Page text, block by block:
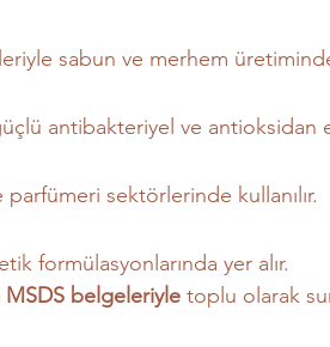
sabun ve merhem üretiminde
antibakteriyel ve antioksidan
sektörlerinde kullanılır.
formülasyonlarında yer alır.
MSDS belgeleriyle toplu olarak